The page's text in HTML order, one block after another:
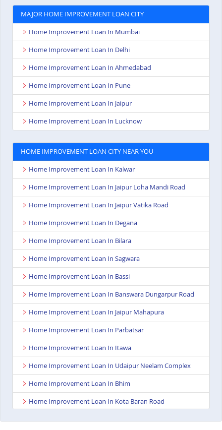
MAJOR HOME IMPROVEMENT LOAN CITY
Home Improvement Loan In Mumbai
Home Improvement Loan In Delhi
Home Improvement Loan In Ahmedabad
Home Improvement Loan In Pune
Home Improvement Loan In Jaipur
Home Improvement Loan In Lucknow
HOME IMPROVEMENT LOAN CITY NEAR YOU
Home Improvement Loan In Kalwar
Home Improvement Loan In Jaipur Loha Mandi Road
Home Improvement Loan In Jaipur Vatika Road
Home Improvement Loan In Degana
Home Improvement Loan In Bilara
Home Improvement Loan In Sagwara
Home Improvement Loan In Bassi
Home Improvement Loan In Banswara Dungarpur Road
Home Improvement Loan In Jaipur Mahapura
Home Improvement Loan In Parbatsar
Home Improvement Loan In Itawa
Home Improvement Loan In Udaipur Neelam Complex
Home Improvement Loan In Bhim
Home Improvement Loan In Kota Baran Road